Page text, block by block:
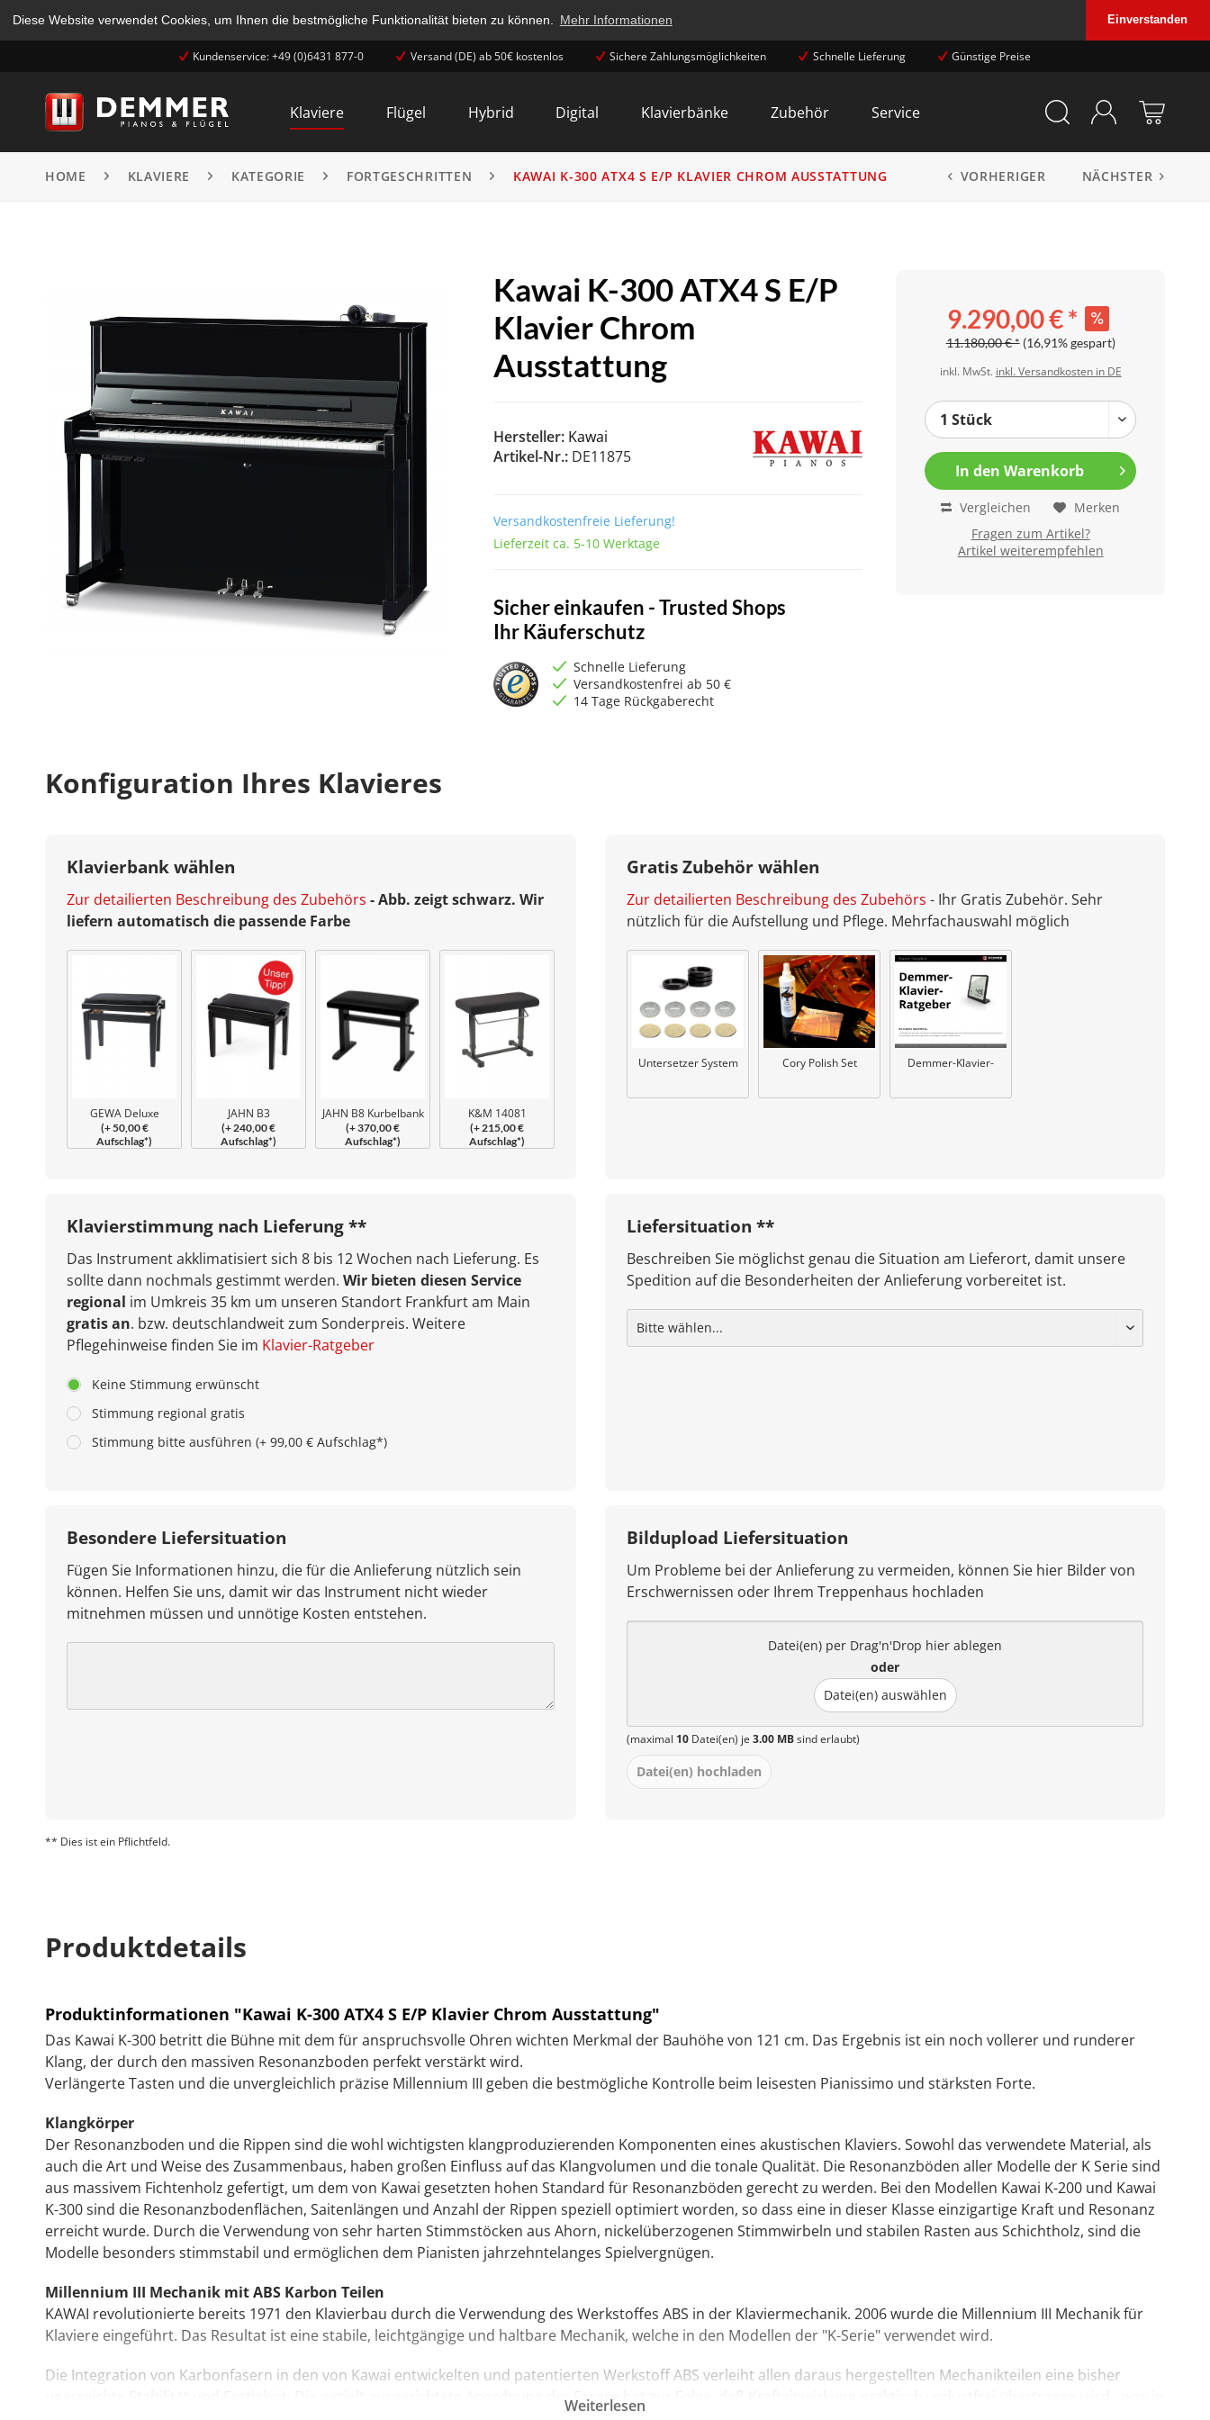
Diese Website verwendet Cookies, um Ihnen die bestmögliche Funktionalität bieten zu können. Mehr Informationen Einverstanden
Kundenservice: +49 (0)6431 877-0 Versand (DE) ab 50€ kostenlos Sichere Zahlungsmöglichkeiten Schnelle Lieferung Günstige Preise
Klaviere Flügel Hybrid Digital Klavierbänke Zubehör Service
HOME KLAVIERE KATEGORIE FORTGESCHRITTEN KAWAI K-300 ATX4 S E/P KLAVIER CHROM AUSSTATTUNG VORHERIGER NÄCHSTER
Kawai K-300 ATX4 S E/P
Klavier Chrom
Ausstattung
Hersteller: Kawai
Artikel-Nr.: DE11875
Versandkostenfreie Lieferung!
Lieferzeit ca. 5-10 Werktage
Sicher einkaufen - Trusted Shops
Ihr Käuferschutz
Schnelle Lieferung
Versandkostenfrei ab 50 €
14 Tage Rückgaberecht
9.290,00 € *
11.180,00 € * (16,91% gespart)
inkl. MwSt. inkl. Versandkosten in DE
In den Warenkorb
Vergleichen
Merken
Fragen zum Artikel?
Artikel weiterempfehlen
Konfiguration Ihres Klavieres
Klavierbank wählen
Zur detailierten Beschreibung des Zubehörs - Abb. zeigt schwarz. Wir
liefern automatisch die passende Farbe
GEWA Deluxe
Klavierbank
(+ 50,00 €
Aufschlag*)
JAHN B3
Beethovenbank
(+ 240,00 €
Aufschlag*)
JAHN B8 Kurbelbank
(+ 370,00 €
Aufschlag*)
K&M 14081
Klavierbank Uplift
(+ 215,00 €
Aufschlag*)
Gratis Zubehör wählen
Zur detailierten Beschreibung des Zubehörs - Ihr Gratis Zubehör. Sehr
nützlich für die Aufstellung und Pflege. Mehrfachauswahl möglich
Untersetzer System Cory Polish Set
Demmer-Klavier-
Klavierstimmung nach Lieferung **
Das Instrument akklimatisiert sich 8 bis 12 Wochen nach Lieferung. Es
sollte dann nochmals gestimmt werden. Wir bieten diesen Service
regional im Umkreis 35 km um unseren Standort Frankfurt am Main
gratis an. bzw. deutschlandweit zum Sonderpreis. Weitere
Pflegehinweise finden Sie im Klavier-Ratgeber
Keine Stimmung erwünscht
Stimmung regional gratis
Stimmung bitte ausführen (+ 99,00 € Aufschlag*)
Liefersituation **
Beschreiben Sie möglichst genau die Situation am Lieferort, damit unsere
Spedition auf die Besonderheiten der Anlieferung vorbereitet ist.
Besondere Liefersituation
Fügen Sie Informationen hinzu, die für die Anlieferung nützlich sein
können. Helfen Sie uns, damit wir das Instrument nicht wieder
mitnehmen müssen und unnötige Kosten entstehen.
Bildupload Liefersituation
Um Probleme bei der Anlieferung zu vermeiden, können Sie hier Bilder von
Erschwernissen oder Ihrem Treppenhaus hochladen
Datei(en) per Drag'n'Drop hier ablegen
oder
Datei(en) auswählen
(maximal 10 Datei(en) je 3.00 MBsind erlaubt)
Datei(en) hochladen
** Dies ist ein Pflichtfeld.
Produktdetails
Produktinformationen "Kawai K-300 ATX4 S E/P Klavier Chrom Ausstattung"
Das Kawai K-300 betritt die Bühne mit dem für anspruchsvolle Ohren wichten Merkmal der Bauhöhe von 121 cm. Das Ergebnis ist ein noch vollerer und runderer
Klang, der durch den massiven Resonanzboden perfekt verstärkt wird.
Verlängerte Tasten und die unvergleichlich präzise Millennium III geben die bestmögliche Kontrolle beim leisesten Pianissimo und stärksten Forte.
Klangkörper
Der Resonanzboden und die Rippen sind die wohl wichtigsten klangproduzierenden Komponenten eines akustischen Klaviers. Sowohl das verwendete Material, als
auch die Art und Weise des Zusammenbaus, haben großen Einfluss auf das Klangvolumen und die tonale Qualität. Die Resonanzböden aller Modelle der K Serie sind
aus massivem Fichtenholz gefertigt, um dem von Kawai gesetzten hohen Standard für Resonanzböden gerecht zu werden. Bei den Modellen Kawai K-200 und Kawai
K-300 sind die Resonanzbodenflächen, Saitenlängen und Anzahl der Rippen speziell optimiert worden, so dass eine in dieser Klasse einzigartige Kraft und Resonanz
erreicht wurde. Durch die Verwendung von sehr harten Stimmstöcken aus Ahorn, nickelüberzogenen Stimmwirbeln und stabilen Rasten aus Schichtholz, sind die
Modelle besonders stimmstabil und ermöglichen dem Pianisten jahrzehntelanges Spielvergnügen.
Millennium III Mechanik mit ABS Karbon Teilen
KAWAI revolutionierte bereits 1971 den Klavierbau durch die Verwendung des Werkstoffes ABS in der Klaviermechanik. 2006 wurde die Millennium III Mechanik für
Klaviere eingeführt. Das Resultat ist eine stabile, leichtgängige und haltbare Mechanik, welche in den Modellen der "K-Serie" verwendet wird.
Die Integration von Karbonfasern in den von Kawai entwickelten und patentierten Werkstoff ABS verleiht allen daraus hergestellten Mechanikteilen eine bisher
unerreichte Stabilität und Festigkeit. Die gezielt ausgerichtete Anordnung der Fasern hat zur Folge, daß Krafteinwirkung praktisch verlustfrei übertragen wird - was in
Weiterlesen